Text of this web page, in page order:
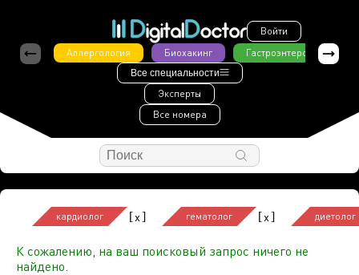
Войти
Аллергология
Биохакинг Гастроэнтерология
Все специальности
Эксперты
Все номера
кардиолог [x] гематолог [x] диетолог
К сожалению, на ваш поисковый запрос ничего не
найдено.